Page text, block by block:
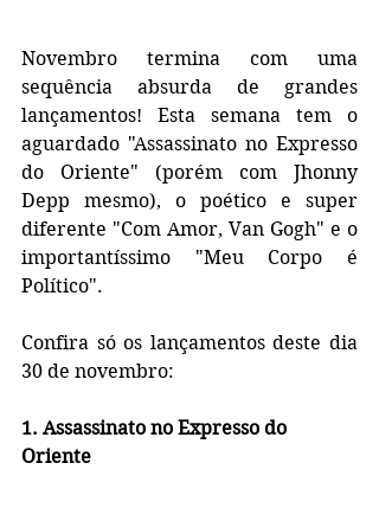
Novembro termina com uma
sequência absurda de grandes
lançamentos! Esta semana tem o
aguardado "Assassinato no Expresso
do Oriente" (porém com Jhonny
Depp mesmo), o poético e super
diferente "Com Amor, Van Gogh" e o
importantíssimo "Meu Corpo é
Político".
Confira só os lançamentos deste dia
30 de novembro:
1. Assassinato no Expresso do
Oriente